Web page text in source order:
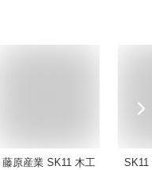
藤原産業 SK11 木工
SK11